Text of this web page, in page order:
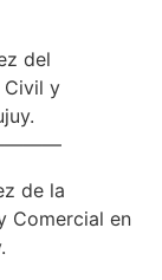
del
Civil y
de la
Comercial en